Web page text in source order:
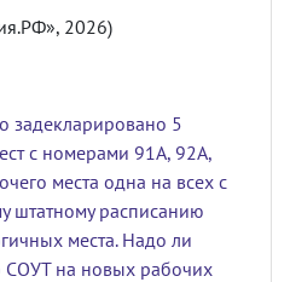
2026)
задекларировано 5
с номерами 91А, 92А,
места одна на всех с
штатному расписанию
места. Надо ли
СОУТ на новых рабочих